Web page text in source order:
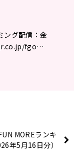
ング配信：金
fgo…
MOREランキ
年5月16日分）